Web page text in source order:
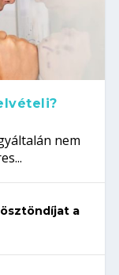
nem
a